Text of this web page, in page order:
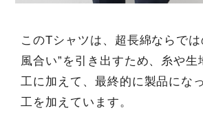
このTシャツは、超長綿ならで
風合い”を引き出すため、糸や生
工に加えて、最終的に製品にな
工を加えています。